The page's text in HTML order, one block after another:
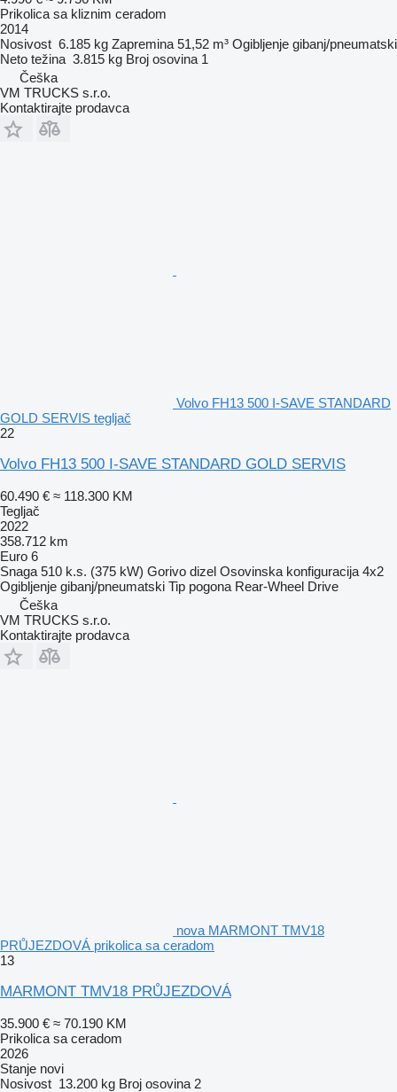
Prikolica sa kliznim ceradom
2014
Nosivost 6.185 kg Zapremina 51,52 m³ Ogibljenje gibanj/pneumatski
Neto težina 3.815 kg Broj osovina 1
Češka
VM TRUCKS s.r.o.
Kontaktirajte prodavca
Volvo FH13 500 I-SAVE STANDARD
GOLD SERVIS tegljač
22
Volvo FH13 500 I-SAVE STANDARD GOLD SERVIS
60.490 € ≈ 118.300 KM
Tegljač
2022
358.712 km
Euro 6
Snaga 510 k.s. (375 kW) Gorivo dizel Osovinska konfiguracija 4x2
Ogibljenje gibanj/pneumatski Tip pogona Rear-Wheel Drive
Češka
VM TRUCKS s.r.o.
Kontaktirajte prodavca
nova MARMONT TMV18
PRŮJEZDOVÁ prikolica sa ceradom
13
MARMONT TMV18 PRŮJEZDOVÁ
35.900 € ≈ 70.190 KM
Prikolica sa ceradom
2026
Stanje novi
Nosivost 13.200 kg Broj osovina 2